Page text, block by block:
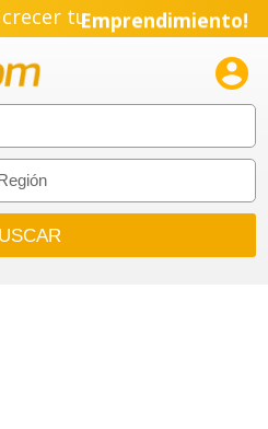
tuEmprendimiento!
